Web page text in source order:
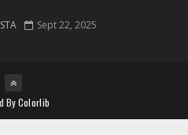
Sept 22, 2025
ByColorlib